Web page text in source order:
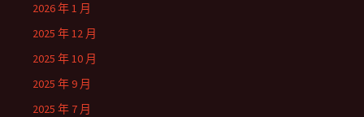
2026 年 1 月
2025 年 12 月
2025 年 10 月
2025 年 9 月
2025 年 7 月